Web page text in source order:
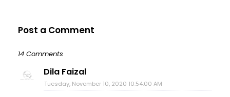
Post a Comment
14 Comments
Dila Faizal
Tuesday, November 10, 2020 10:54:00 AM